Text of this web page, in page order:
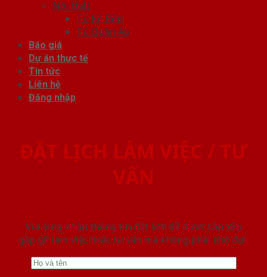
Nội thất
Tủ Kệ Bếp
Tủ Quần Áo
Báo giá
Dự án thực tế
Tin tức
Liên hệ
Đăng nhập
ĐẶT LỊCH LÀM VIỆC / TƯ
VẤN
Vui lòng nhập thông tin đặt lịch để được sắp xếp
gặp gỡ làm việc hoăc tư vấn mà không phải chờ đợi.